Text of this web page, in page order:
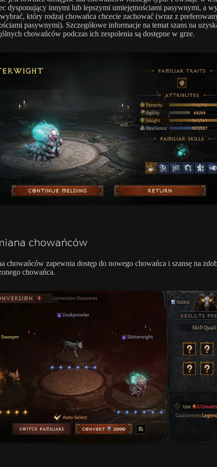
dysponujący innymi lub lepszymi umiejętnościami pasywnymi, a
który rodzaj chowańca chcecie zachować (wraz z
pasywnymi). Szczegółowe informacje na temat szans na
chowańców podczas ich zespolenia są dostępne w grze.
chowańców
chowańców zapewnia dostęp do nowego chowańca i szansę na
chowańca.